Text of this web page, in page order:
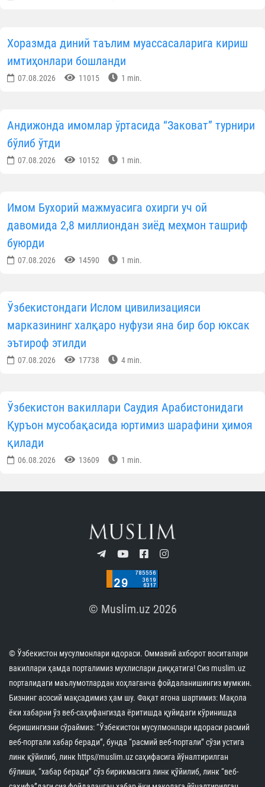
Хоразмда диний таълим муассасаларига кириш
имтиҳонлари бошланди
07.08.2026 11015 1 min.
Андижонда имомлар ўртасида “Заковат” турнири
бўлиб ўтди
07.08.2026 10152 1 min.
Имом Бухорий мажмуасига охирги уч ой
давомида 2,8 миллиондан зиёд меҳмон ташриф
буюрди
07.08.2026 14590 1 min.
Ўзбекистондаги Ислом цивилизацияси
марказининг халқаро нуфузи яна бир бор юксак
эътироф этилди
07.08.2026 17738 4 min.
Ўзбекистон вакиллари Саудия Арабистонидаги
Қуръон мусобақасида юртимиз шарафини ҳимоя
қилади
06.08.2026 13609 1 min.
© Muslim.uz 2026
© Ўзбекистон мусулмонлари идораси. Оммавий ахборот воситалари
вакиллари ҳамда порталимиз мухлислари диққатига! Сиз muslim.uz
порталидаги маълумотлардан хоҳлаганча фойдаланишингиз мумкин.
Бизнинг асосий мақсадимиз ҳам шу. Фақат ягона шартимиз: Мақола
ёки хабарни ўз веб-саҳифангизда ёритишда қуйидаги кўринишда
беришингизни сўраймиз: “Ўзбекистон мусулмонлари идораси расмий
веб-портали хабар беради”, бунда “расмий веб-портали” сўзи устига
линк қўйилиб, линк https//muslim.uz саҳифасига йўналтирилган
бўлиши, “хабар беради” сўз бирикмасига линк қўйилиб, линк “веб-